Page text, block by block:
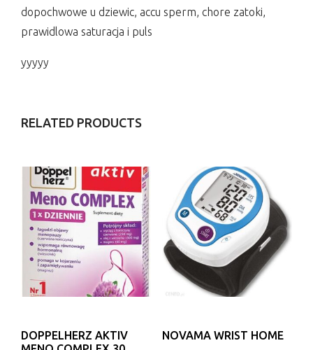
dopochwowe u dziewic, accu sperm, chore zatoki,
prawidlowa saturacja i puls
yyyyy
RELATED PRODUCTS
DOPPELHERZ AKTIV
NOVAMA WRIST HOME